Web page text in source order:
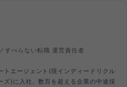
すべらない転職 運営責任者
トエージェント(現インディードリクル
ズ)に入社。数百を超える企業の中途採